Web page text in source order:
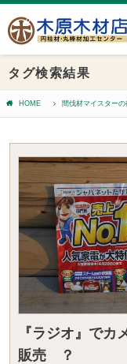
タグ検索結果
HOME 間伐材マイスターの
『ラジオ』で
販売 ？